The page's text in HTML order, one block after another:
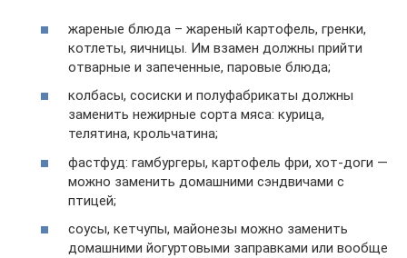
жареные блюда – жареный картофель, гренки,
котлеты, яичницы. Им взамен должны прийти
отварные и запеченные, паровые блюда;
колбасы, сосиски и полуфабрикаты должны
заменить нежирные сорта мяса: курица,
телятина, крольчатина;
фастфуд: гамбургеры, картофель фри, хот-доги —
можно заменить домашними сэндвичами с
птицей;
соусы, кетчупы, майонезы можно заменить
домашними йогуртовыми заправками или вообще